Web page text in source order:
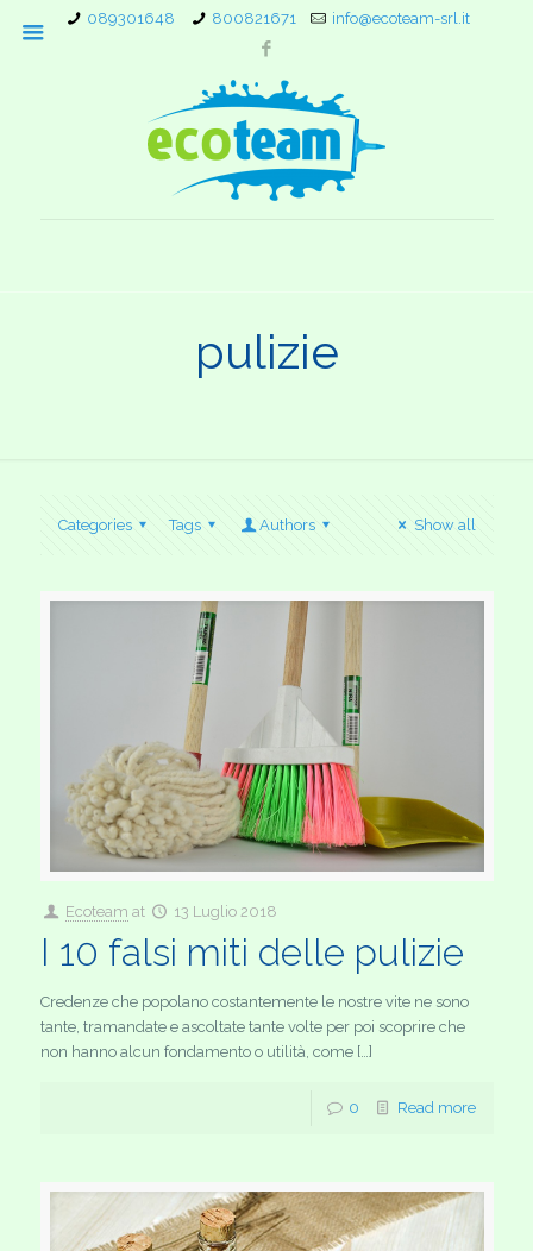
089301648 800821671 info@ecoteam-srl.it
pulizie
Categories Tags Authors Show all
Ecoteam at 13 Luglio 2018
I 10 falsi miti delle pulizie
Credenze che popolano costantemente le nostre vite ne sono
tante, tramandate e ascoltate tante volte per poi scoprire che
non hanno alcun fondamento o utilità, come […]
0 Read more